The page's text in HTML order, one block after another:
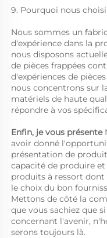
9. Pourquoi nous
Nous sommes un
d'expérience dans la
nous disposons
de pièces frappées
d'expériences de
nous concentrons sur
matériels de haute
répondre à vos
Enfin, je vous présente
avoir donné
présentation de
capacité de produire
produits à ressort dont
le choix du bon
Mettons de côté la
que vous sachiez que
concernant l'avenir,
serons toujours là.